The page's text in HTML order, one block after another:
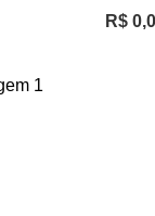
R$